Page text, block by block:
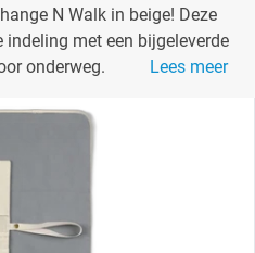
N Walk in beige! Deze
met een bijgeleverde
onderweg.
Lees meer